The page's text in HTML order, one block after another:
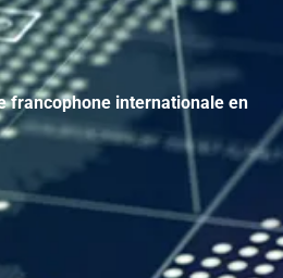
francophone internationale en